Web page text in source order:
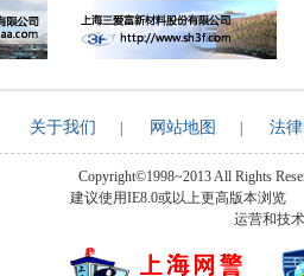
关于我们 网站地图 法
Copyright©1998~2013 All Rights
建议使用IE8.0或以上更高版本浏览
运营和技